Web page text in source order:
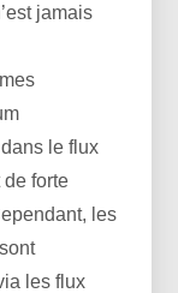
jamais
le flux
de forte
les
les flux